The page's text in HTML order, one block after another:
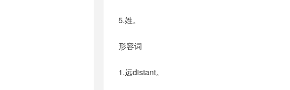
5.姓。
形容词
1.远distant。